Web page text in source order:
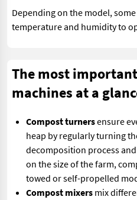
Depending on the model,
temperature and humidity to
The most
machines at a
Compost turnersensure
heap by regularly turning
decomposition process
on the size of the farm,
towed or self-propelled
Compost mixers mix